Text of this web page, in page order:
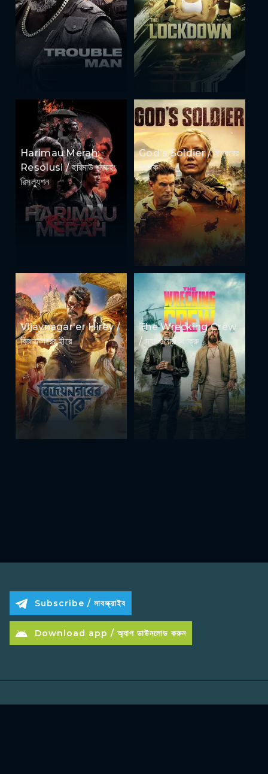
Harimau Merah:
Resolusi / হরিমাউ মেরাহ:
রিসল্যুশন
God's Soldier / ঈশ্বরের
সৈনিক
Vijaynagar'er Hirey /
বিজয়নগরের হীরে
The Wrecking Crew
/ দ্যা ওয়্রেকিং ক্রু
Subscribe / সাবস্ক্রাইব
Download app / অ্যাপ ডাউনলোড করুন